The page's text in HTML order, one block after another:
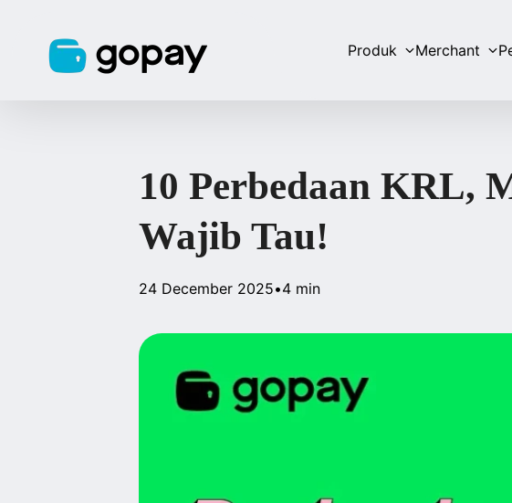
Produk Merchant
10 Perbedaan KRL,
Wajib Tau!
24 December 2025•4 min